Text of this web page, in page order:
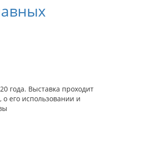
года. Выставка проходит
его использовании и